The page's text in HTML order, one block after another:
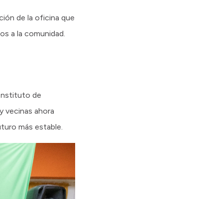
de la oficina que
a la comunidad.
de
vecinas ahora
más estable.